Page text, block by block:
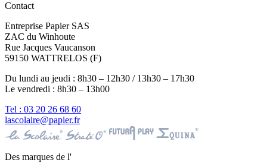
Contact
Entreprise Papier SAS
ZAC du Winhoute
Rue Jacques Vaucanson
59150 WATTRELOS (F)
Du lundi au jeudi : 8h30 – 12h30 / 13h30 – 17h30
Le vendredi : 8h30 – 13h00
Tel : 03 20 26 68 60
lascolaire@papier.fr
Des marques de l'